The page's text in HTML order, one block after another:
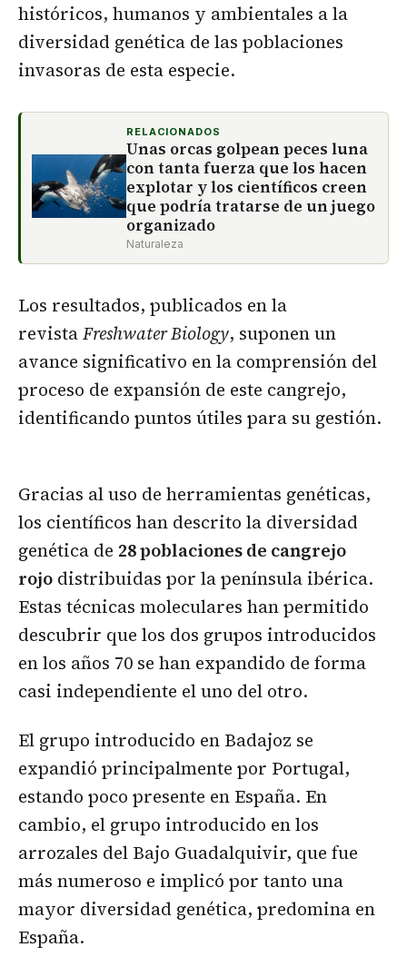
históricos, humanos y ambientales a la
diversidad genética de las poblaciones
invasoras de esta especie.
RELACIONADOS
Unas orcas golpean peces luna
con tanta fuerza que los hacen
explotar y los científicos creen
que podría tratarse de un juego
organizado
Naturaleza
Los resultados, publicados en la
revistaFreshwater Biology, suponen un
avance significativo en la comprensión del
proceso de expansión de este cangrejo,
identificando puntos útiles para su gestión.
Gracias al uso de herramientas genéticas,
los científicos han descrito la diversidad
genética de 28 poblaciones de cangrejo
rojo distribuidas por la península ibérica.
Estas técnicas moleculares han permitido
descubrir que los dos grupos introducidos
en los años 70 se han expandido de forma
casi independiente el uno del otro.
El grupo introducido en Badajoz se
expandió principalmente por Portugal,
estando poco presente en España. En
cambio, el grupo introducido en los
arrozales del Bajo Guadalquivir, que fue
más numeroso e implicó por tanto una
mayor diversidad genética, predomina en
España.